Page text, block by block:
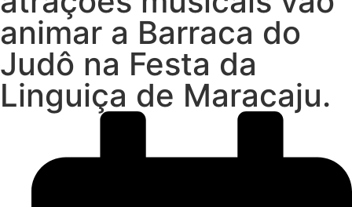
animar a Barraca do
Judô na Festa da
Linguiça de Maracaju.